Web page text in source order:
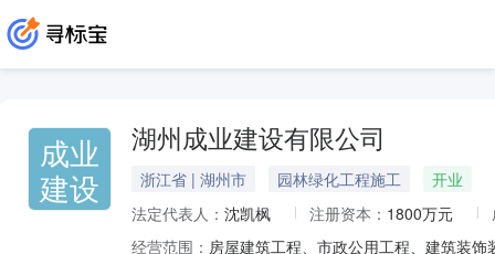
成业
建设
湖州成业建设有限公司
浙江省 | 湖州市 园林绿化工程施工
开业
法定代表人： 沈凯枫 注册资本： 1800万元
经营范围：